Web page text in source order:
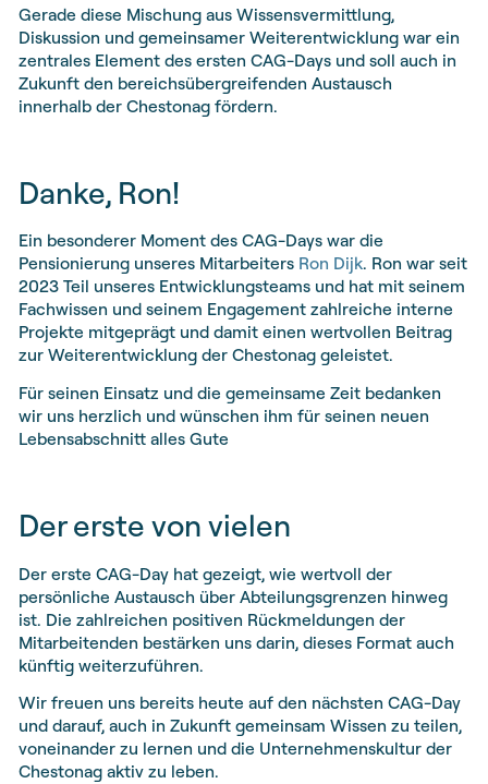
Gerade diese Mischung aus Wissensvermittlung,
Diskussion und gemeinsamer Weiterentwicklung war ein
zentrales Element des ersten CAG-Days und soll auch in
Zukunft den bereichsübergreifenden Austausch
innerhalb der Chestonag fördern.
Danke, Ron!
Ein besonderer Moment des CAG-Days war die
Pensionierung unseres Mitarbeiters Ron Dijk. Ron war seit
2023 Teil unseres Entwicklungsteams und hat mit seinem
Fachwissen und seinem Engagement zahlreiche interne
Projekte mitgeprägt und damit einen wertvollen Beitrag
zur Weiterentwicklung der Chestonag geleistet.
Für seinen Einsatz und die gemeinsame Zeit bedanken
wir uns herzlich und wünschen ihm für seinen neuen
Lebensabschnitt alles Gute
Der erste von vielen
Der erste CAG-Day hat gezeigt, wie wertvoll der
persönliche Austausch über Abteilungsgrenzen hinweg
ist. Die zahlreichen positiven Rückmeldungen der
Mitarbeitenden bestärken uns darin, dieses Format auch
künftig weiterzuführen.
Wir freuen uns bereits heute auf den nächsten CAG-Day
und darauf, auch in Zukunft gemeinsam Wissen zu teilen,
voneinander zu lernen und die Unternehmenskultur der
Chestonag aktiv zu leben.